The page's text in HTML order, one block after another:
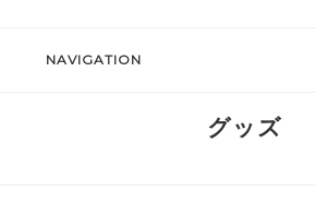
NAVIGATION
グッズ